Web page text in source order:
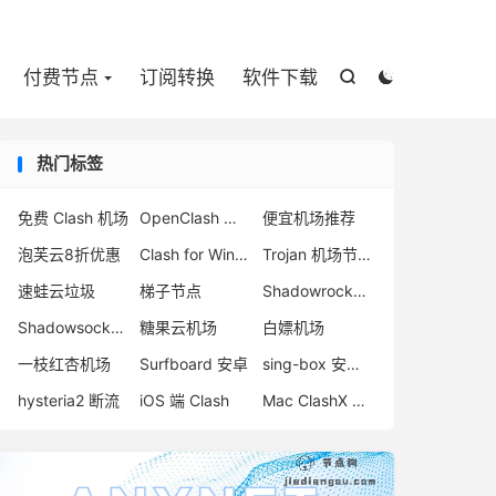


付费节点 订阅转换 软件下载
热门标签
免费 Clash 机场 OpenClash 插件
便宜机场推荐
泡芙云8折优惠
Clash for Windows 下载
Trojan 机场节点购买
速蛙云垃圾
梯子节点
Shadowrocket 付费节点
Shadowsocks-2022 机场
糖果云机场
白嫖机场
一枝红杏机场
Surfboard 安卓
sing-box 安卓配置
hysteria2 断流
iOS 端 Clash Mac ClashX 怎么用